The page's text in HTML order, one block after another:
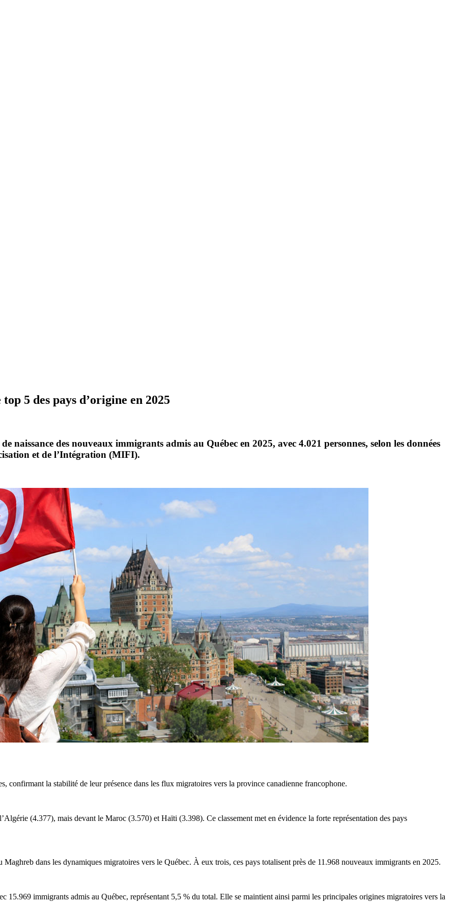
5 des pays d’origine en 2025
naissance des nouveaux immigrants admis au Québec en 2025, avec 4.021 personnes, selon les données
et de l’Intégration (MIFI).
confirmant la stabilité de leur présence dans les flux migratoires vers la province canadienne francophone.
(4.377), mais devant le Maroc (3.570) et Haïti (3.398). Ce classement met en évidence la forte représentation des pays
dans les dynamiques migratoires vers le Québec. À eux trois, ces pays totalisent près de 11.968 nouveaux immigrants en 2025.
15.969 immigrants admis au Québec, représentant 5,5 % du total. Elle se maintient ainsi parmi les principales origines migratoires vers la